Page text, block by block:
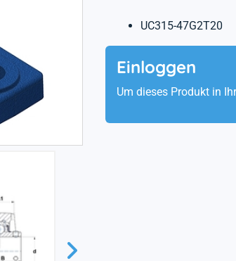
UC315-47G2T20
Einloggen
Um dieses Produkt in